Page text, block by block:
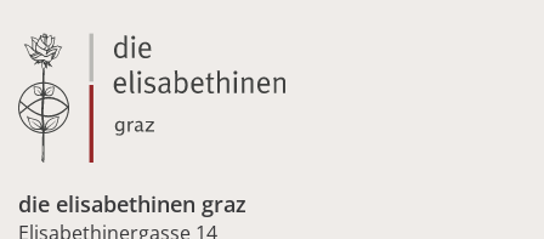
die elisabethinen graz
Elisabethinergasse 14